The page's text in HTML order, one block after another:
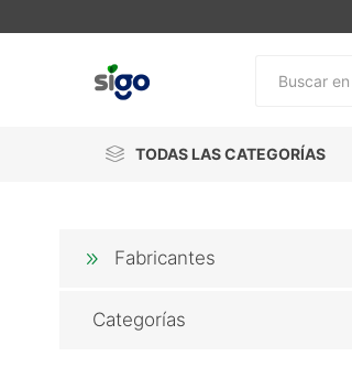
TODAS LAS CATEGORÍAS
Fabricantes
Categorías